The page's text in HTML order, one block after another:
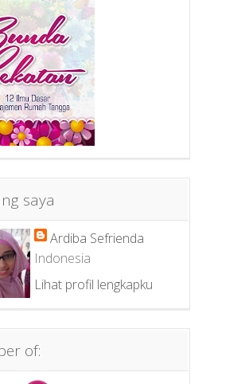
saya
Ardiba Sefrienda
Indonesia
Lihat profil lengkapku
of: